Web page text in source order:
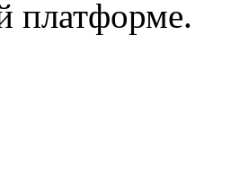
платформе.